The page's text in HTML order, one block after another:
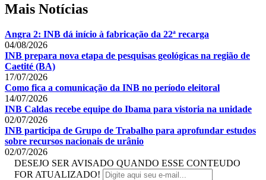
Mais Notícias
Angra 2: INB dá início à fabricação da 22ª recarga
04/08/2026
INB prepara nova etapa de pesquisas geológicas na região de
Caetité (BA)
17/07/2026
Como fica a comunicação da INB no período eleitoral
14/07/2026
INB Caldas recebe equipe do Ibama para vistoria na unidade
02/07/2026
INB participa de Grupo de Trabalho para aprofundar estudos
sobre recursos nacionais de urânio
02/07/2026
DESEJO SER AVISADO QUANDO ESSE CONTEUDO
FOR ATUALIZADO!